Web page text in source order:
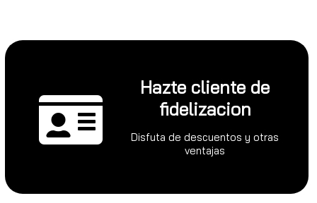
Hazte cliente de
fidelizacion
Disfuta de descuentos y otras
ventajas